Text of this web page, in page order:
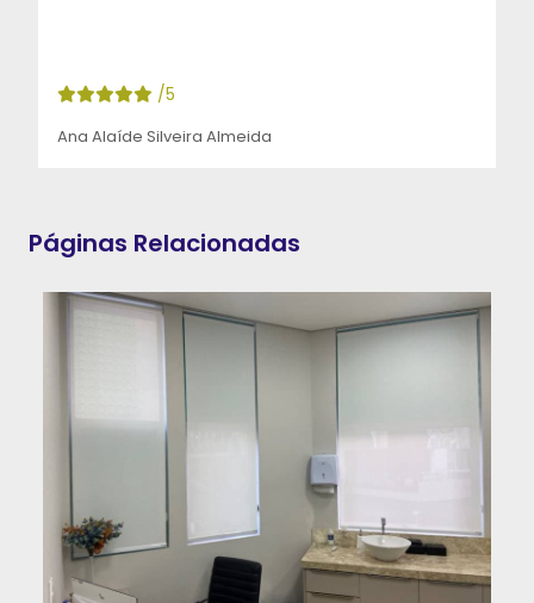
/5
Ana Alaíde Silveira Almeida
Páginas Relacionadas